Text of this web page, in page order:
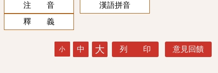
注 音
漢語拼音
釋 義
小 中 大 列 印 意見回饋